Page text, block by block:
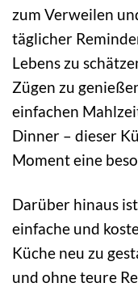
zum Verweilen
täglicher
Lebens zu
Zügen zu
einfachen
Dinner – dieser
Moment eine
Darüber hinaus
einfache und
Küche neu zu
und ohne teure